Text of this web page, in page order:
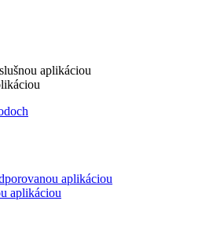
aplikáciou
aplikáciou
aplikáciou